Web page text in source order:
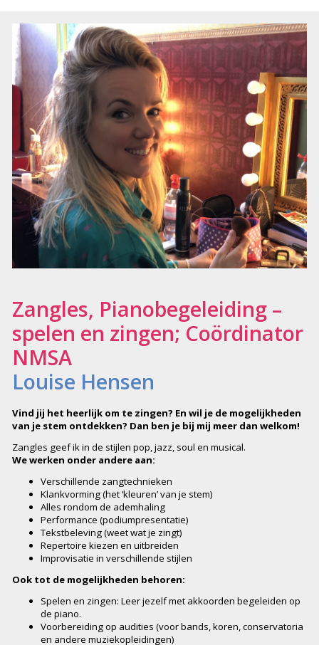
Zangles, Pianobegeleiding –
spelen en zingen; Coördinator
NMSA
Louise Hensen
Vind jij het heerlijk om te zingen? En wil je de mogelijkheden
van je stem ontdekken? Dan ben je bij mij meer dan welkom!
Zangles geef ik in de stijlen pop, jazz, soul en musical.
We werken onder andere aan:
Verschillende zangtechnieken
Klankvorming (het ‘kleuren’ van je stem)
Alles rondom de ademhaling
Performance (podiumpresentatie)
Tekstbeleving (weet wat je zingt)
Repertoire kiezen en uitbreiden
Improvisatie in verschillende stijlen
Ook tot de mogelijkheden behoren:
Spelen en zingen: Leer jezelf met akkoorden begeleiden op
de piano.
Voorbereiding op audities (voor bands, koren, conservatoria
en andere muziekopleidingen)